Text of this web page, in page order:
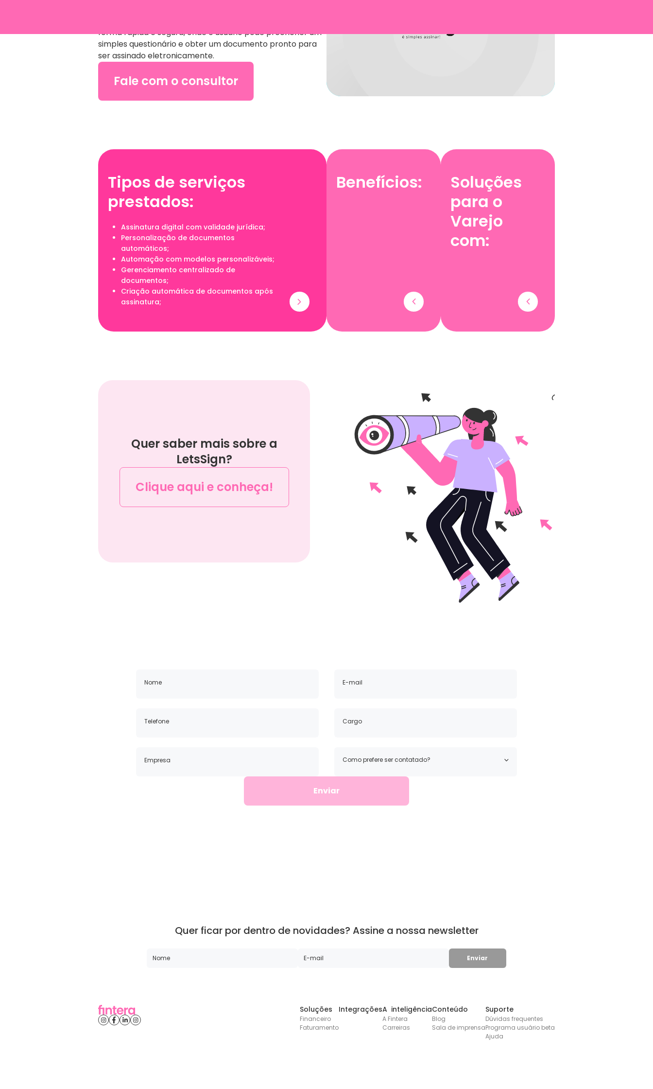
forma rápida e segura, onde o usuário pode preencher um
simples questionário e obter um documento pronto para
ser assinado eletronicamente.
Fale com o consultor
Tipos de serviços
prestados:
Assinatura digital com validade jurídica;
Personalização de documentos
automáticos;
Automação com modelos personalizáveis;
Gerenciamento centralizado de
documentos;
Criação automática de documentos após
assinatura;
Benefícios:
Soluções
para o
Varejo
com:
Quer saber mais sobre a
LetsSign?
Clique aqui e conheça!
Como prefere ser contatado?
Quer ficar por dentro de novidades? Assine a nossa newsletter
Soluções
Financeiro
Faturamento
IntegraçõesA inteligência
A Fintera
Carreiras
Conteúdo
Blog
Sala de imprensa
Suporte
Dúvidas frequentes
Programa usuário beta
Ajuda